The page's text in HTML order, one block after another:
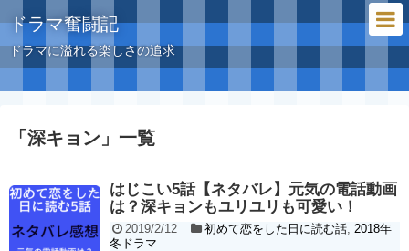
ドラマ奮闘記
ドラマに溢れる楽しさの追求
「 深キョン 」 一覧
はじこい5話【ネタバレ】元気の電話動画
は？深キョンもユリユリも可愛い！
2019/2/12 初めて恋をした日に読む話, 2018年
冬ドラマ